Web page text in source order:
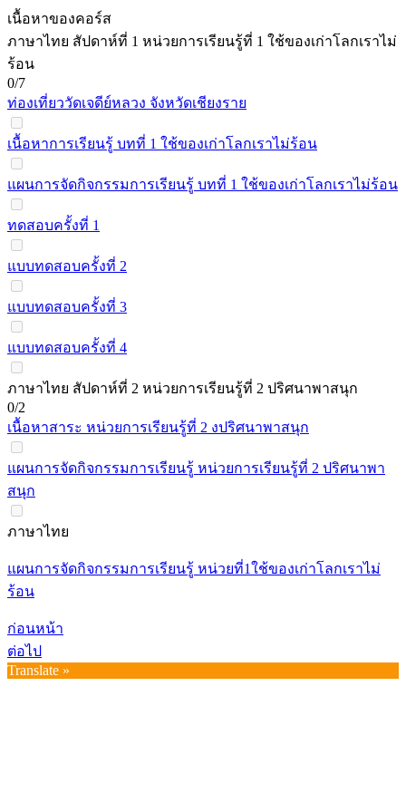
เนื้อหาของคอร์ส
ภาษาไทย สัปดาห์ที่ 1 หน่วยการเรียนรู้ที่ 1 ใช้ของเก่าโลกเราไม่
ร้อน
0/7
ท่องเที่ยววัดเจดีย์หลวง จังหวัดเชียงราย
เนื้อหาการเรียนรู้ บทที่ 1 ใช้ของเก่าโลกเราไม่ร้อน
แผนการจัดกิจกรรมการเรียนรู้ บทที่ 1 ใช้ของเก่าโลกเราไม่ร้อน
ทดสอบครั้งที่ 1
แบบทดสอบครั้งที่ 2
แบบทดสอบครั้งที่ 3
แบบทดสอบครั้งที่ 4
ภาษาไทย สัปดาห์ที่ 2 หน่วยการเรียนรู้ที่ 2 ปริศนาพาสนุก
0/2
เนื้อหาสาระ หน่วยการเรียนรู้ที่ 2 งปริศนาพาสนุก
แผนการจัดกิจกรรมการเรียนรู้ หน่วยการเรียนรู้ที่ 2 ปริศนาพา
สนุก
ภาษาไทย
แผนการจัดกิจกรรมการเรียนรู้ หน่วยที่1ใช้ของเก่าโลกเราไม่
ร้อน
ก่อนหน้า
ต่อไป
Translate »